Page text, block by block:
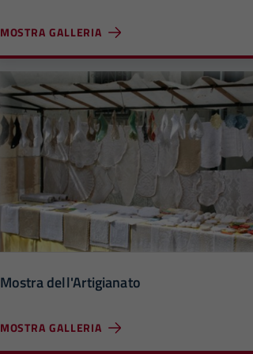
MOSTRA GALLERIA
Mostra dell'Artigianato
MOSTRA GALLERIA